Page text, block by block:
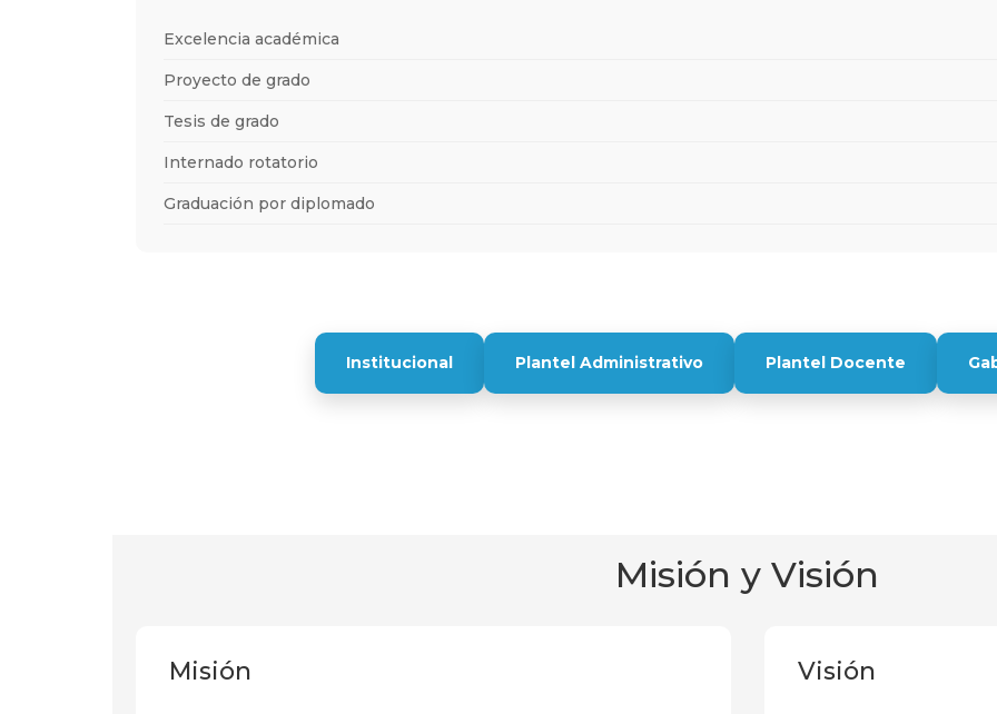
Excelencia académica
Proyecto de grado
Tesis de grado
Internado rotatorio
Graduación por diplomado
Institucional Plantel Administrativo Plantel Docente
Misión y Visión
Misión Visión